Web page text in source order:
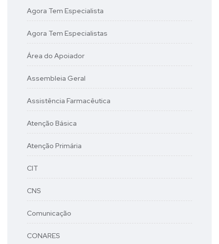
Agora Tem Especialista
Agora Tem Especialistas
Área do Apoiador
Assembleia Geral
Assistência Farmacêutica
Atenção Básica
Atenção Primária
CIT
CNS
Comunicação
CONARES